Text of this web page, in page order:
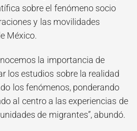
sobre el fenómeno socio
y las movilidades
México.
la importancia de
los estudios sobre la realidad
los fenómenos, ponderando
al centro a las experiencias de
de migrantes”, abundó.